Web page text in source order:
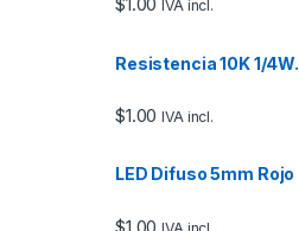
IVA incl.
Resistencia 10K 1/4W.
$1.00 IVA incl.
LED Difuso 5mm Rojo